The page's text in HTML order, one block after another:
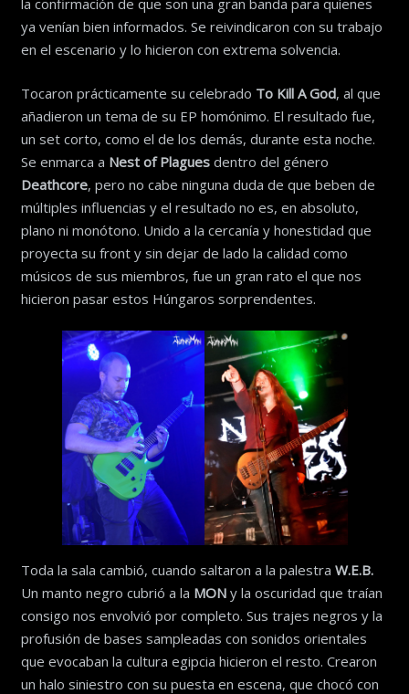
la confirmación de que son una gran banda para quienes
ya venían bien informados. Se reivindicaron con su trabajo
en el escenario y lo hicieron con extrema solvencia.
Tocaron prácticamente su celebrado To Kill A God, al que
añadieron un tema de su EP homónimo. El resultado fue,
un set corto, como el de los demás, durante esta noche.
Se enmarca a Nest of Plagues dentro del género
Deathcore, pero no cabe ninguna duda de que beben de
múltiples influencias y el resultado no es, en absoluto,
plano ni monótono. Unido a la cercanía y honestidad que
proyecta su front y sin dejar de lado la calidad como
músicos de sus miembros, fue un gran rato el que nos
hicieron pasar estos Húngaros sorprendentes.
Toda la sala cambió, cuando saltaron a la palestra W.E.B.
Un manto negro cubrió a la MON y la oscuridad que traían
consigo nos envolvió por completo. Sus trajes negros y la
profusión de bases sampleadas con sonidos orientales
que evocaban la cultura egipcia hicieron el resto. Crearon
un halo siniestro con su puesta en escena, que chocó con